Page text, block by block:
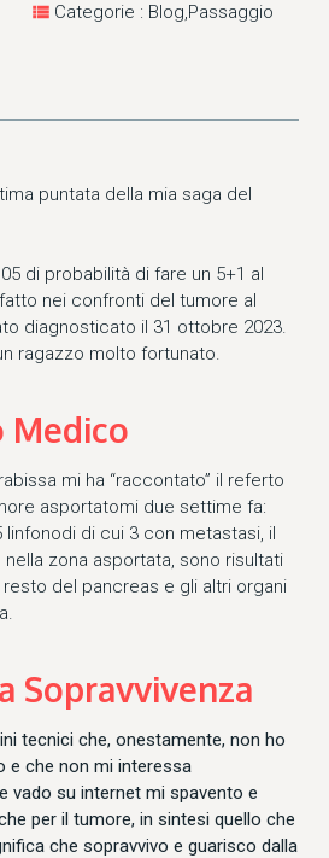
view_list Categorie : Blog,Passaggio
puntata della mia saga del
di probabilità di fare un 5+1 al
nei confronti del tumore al
diagnosticato il 31 ottobre 2023.
ragazzo molto fortunato.
Medico
mi ha “raccontato” il referto
asportatomi due settime fa:
linfonodi di cui 3 con metastasi, il
zona asportata, sono risultati
del pancreas e gli altri organi
Sopravvivenza
tecnici che, onestamente, non ho
e che non mi interessa
vado su internet mi spavento e
per il tumore, in sintesi quello che
che sopravvivo e guarisco dalla